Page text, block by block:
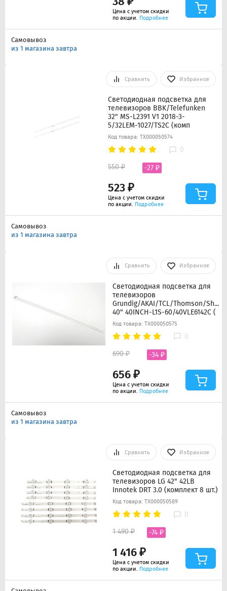
Цена с учетом скидки
по акции. Подробнее
Самовывоз
из 1 магазина завтра
Сравнить Избранное
Светодиодная подсветка для
телевизоров BBK/Telefunken
32" MS-L2391 V1 2018-3-
5/32LEM-1027/TS2C (комп
Код товара: ТХ000050574
0
523 ₽
550 ₽ -27 ₽
Цена с учетом скидки
по акции. Подробнее
Самовывоз
из 1 магазина завтра
Сравнить Избранное
Светодиодная подсветка для
телевизоров
Grundig/AKAI/TCL/Thomson/Sharp
40" 40INCH-L1S-60/40VLE6142C (
Код товара: ТХ000050575
0
656 ₽
690 ₽ -34 ₽
Цена с учетом скидки
по акции. Подробнее
Самовывоз
из 1 магазина завтра
Сравнить Избранное
Светодиодная подсветка для
телевизоров LG 42" 42LB
Innotek DRT 3.0 (комплект 8 шт.)
Код товара: ТХ000050589
0
1 416 ₽
1 490 ₽ -74 ₽
Цена с учетом скидки
по акции. Подробнее